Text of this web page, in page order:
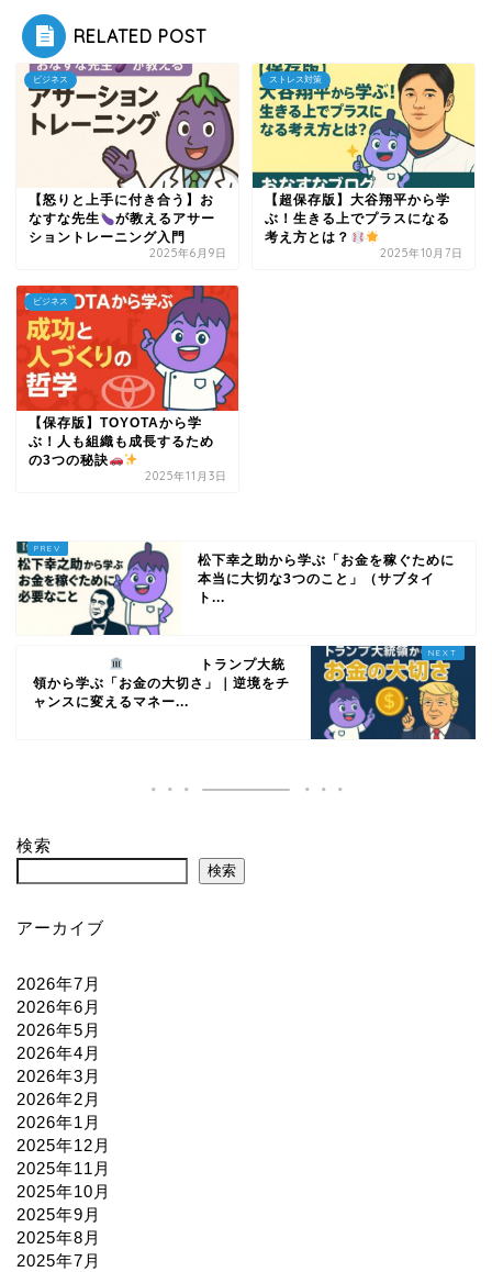
RELATED POST
ビジネス
【怒りと上手に付き合う】お
なすな先生
が教えるアサー
ショントレーニング入門
2025年6月9日
ストレス対策
【超保存版】大谷翔平から学
ぶ！生きる上でプラスになる
考え方とは？
2025年10月7日
ビジネス
【保存版】TOYOTAから学
ぶ！人も組織も成長するため
の3つの秘訣
2025年11月3日
松下幸之助から学ぶ「お金を稼ぐために
本当に大切な3つのこと」（サブタイ
ト...
トランプ大統
領から学ぶ「お金の大切さ」｜逆境をチ
ャンスに変えるマネー...
検索
検索
アーカイブ
2026年7月
2026年6月
2026年5月
2026年4月
2026年3月
2026年2月
2026年1月
2025年12月
2025年11月
2025年10月
2025年9月
2025年8月
2025年7月